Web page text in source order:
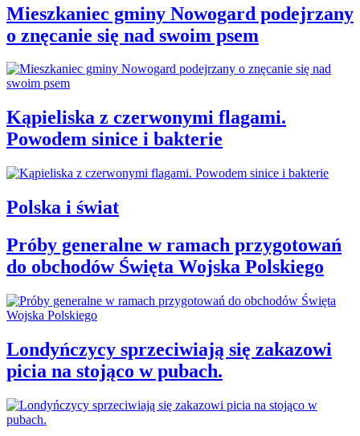
Mieszkaniec gminy Nowogard podejrzany
o znęcanie się nad swoim psem
Kąpieliska z czerwonymi flagami.
Powodem sinice i bakterie
Polska i świat
Próby generalne w ramach przygotowań
do obchodów Święta Wojska Polskiego
Londyńczycy sprzeciwiają się zakazowi
picia na stojąco w pubach.